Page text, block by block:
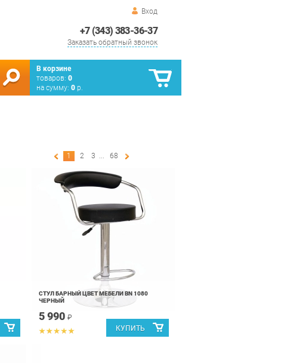
Вход
+7 (343) 383-36-37
Заказать обратный звонок
В корзине
товаров: 0
на сумму: 0 р.
1 2 3 ... 68
СТУЛ БАРНЫЙ ЦВЕТ МЕБЕЛИ BN 1080
ЧЕРНЫЙ
5 990 ₽